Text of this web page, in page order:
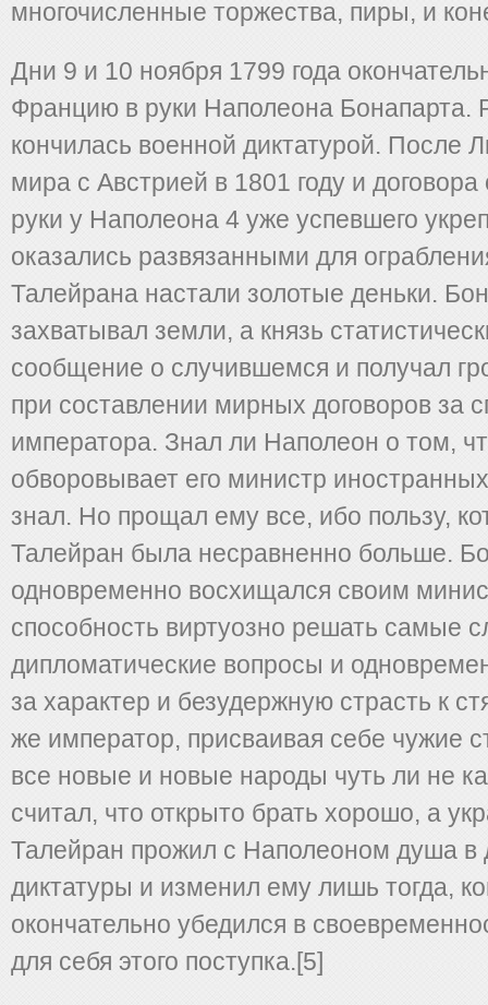
многочисленные торжества, пиры, и
Дни 9 и 10 ноября 1799 года
Францию в руки Наполеона Бонапарта.
кончилась военной диктатурой. После
мира с Австрией в 1801 году и
руки у Наполеона 4 уже успевшего
оказались развязанными для
Талейрана настали золотые деньки.
захватывал земли, а князь
сообщение о случившемся и получал
при составлении мирных договоров за
императора. Знал ли Наполеон о том,
обворовывает его министр
знал. Но прощал ему все, ибо пользу,
Талейран была несравненно больше.
одновременно восхищался своим
способность виртуозно решать самые
дипломатические вопросы и
за характер и безудержную страсть к
же император, присваивая себе чужие
все новые и новые народы чуть ли не
считал, что открыто брать хорошо, а
Талейран прожил с Наполеоном душа в
диктатуры и изменил ему лишь тогда,
окончательно убедился в
для себя этого поступка.[5]